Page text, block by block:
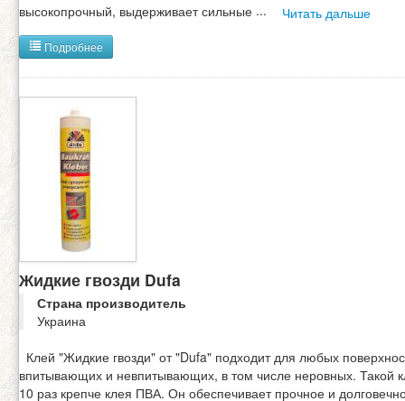
высокопрочный, выдерживает сильные ... Читать дальше
Подробнее
Жидкие гвозди Dufa
Страна производитель
Украина
Клей "Жидкие гвозди" от "Dufa" подходит для любых
впитывающих и невпитывающих, в том числе неровных. Такой
10 раз крепче клея ПВА. Он обеспечивает прочное и